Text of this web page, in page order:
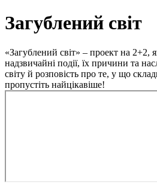
Загублений світ
«Загублений світ» – проект на 2+2,
надзвичайні події, їх причини та
світу й розповість про те, у що
пропустіть найцікавіше!